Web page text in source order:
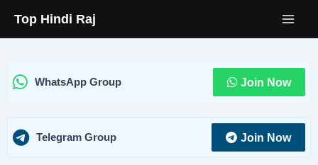
Top Hindi Raj
WhatsApp Group Join Now
Telegram Group Join Now